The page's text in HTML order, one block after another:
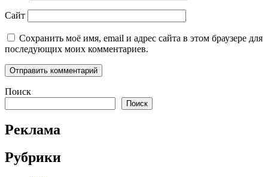
Сайт
Сохранить моё имя, email и адрес сайта в этом браузере для
последующих моих комментариев.
Поиск
Поиск
Реклама
Рубрики